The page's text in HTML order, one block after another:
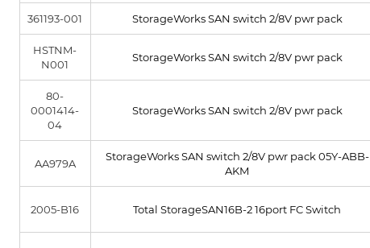
361193-001 StorageWorks SAN switch 2/8V pwr pack
HSTNM-
N001
StorageWorks SAN switch 2/8V pwr pack
80-
0001414-
04
StorageWorks SAN switch 2/8V pwr pack
AA979A
StorageWorks SAN switch 2/8V pwr pack 05Y-ABB-
AKM
2005-B16 Total StorageSAN16B-2 16port FC Switch